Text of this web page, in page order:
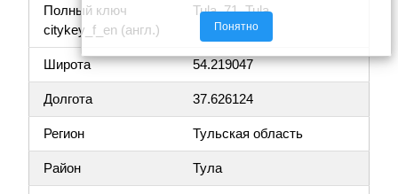
Полный ключ
citykey_f_en (англ.)
Tula, 71, Tula
Широта 54.219047
Долгота 37.626124
Регион Тульская область
Район Тула
Понятно